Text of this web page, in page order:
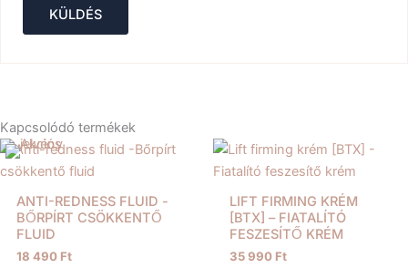
Kapcsolódó termékek
ANTI-REDNESS FLUID -
BŐRPÍRT CSÖKKENTŐ
FLUID
18 490 Ft
LIFT FIRMING KRÉM
[BTX] – FIATALÍTÓ
FESZESÍTŐ KRÉM
35 990 Ft